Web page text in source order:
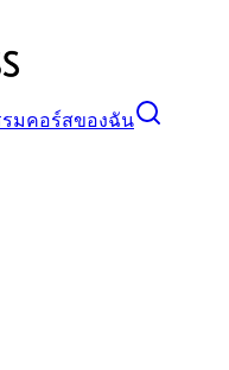
มคอร์สของฉัน